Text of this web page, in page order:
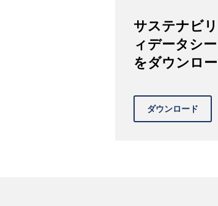
サステナビ
ィデータシ
をダウンロ